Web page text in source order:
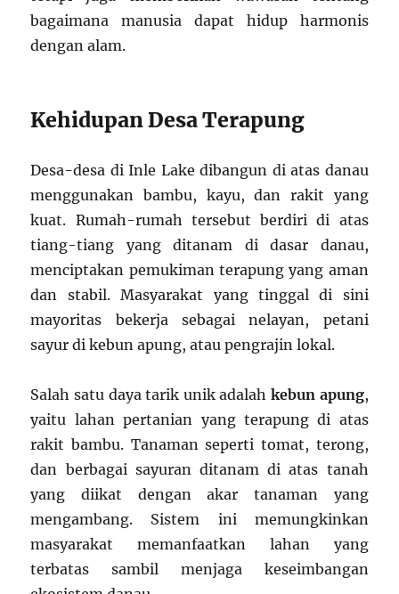
bagaimana manusia dapat hidup harmonis
dengan alam.
Kehidupan Desa Terapung
Desa-desa di Inle Lake dibangun di atas danau
menggunakan bambu, kayu, dan rakit yang
kuat. Rumah-rumah tersebut berdiri di atas
tiang-tiang yang ditanam di dasar danau,
menciptakan pemukiman terapung yang aman
dan stabil. Masyarakat yang tinggal di sini
mayoritas bekerja sebagai nelayan, petani
sayur di kebun apung, atau pengrajin lokal.
Salah satu daya tarik unik adalah kebun apung,
yaitu lahan pertanian yang terapung di atas
rakit bambu. Tanaman seperti tomat, terong,
dan berbagai sayuran ditanam di atas tanah
yang diikat dengan akar tanaman yang
mengambang. Sistem ini memungkinkan
masyarakat memanfaatkan lahan yang
terbatas sambil menjaga keseimbangan